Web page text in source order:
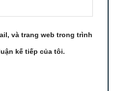
và trang web trong trình
kế tiếp của tôi.